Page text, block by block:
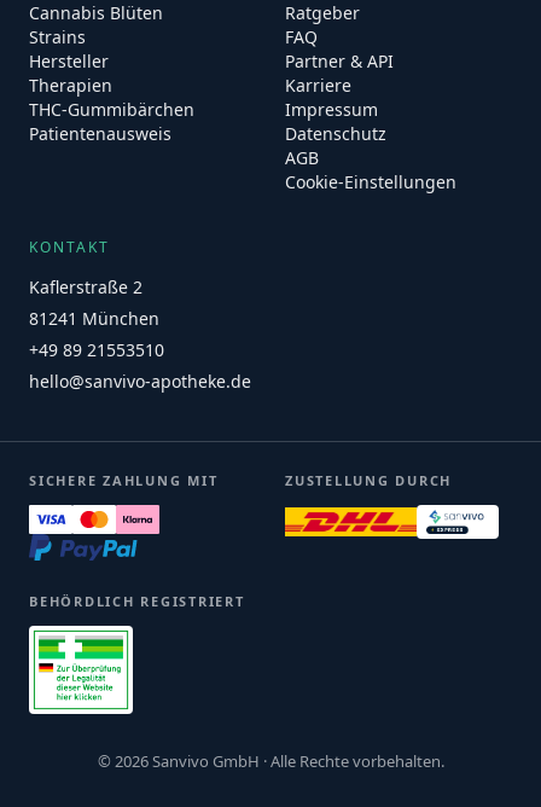
Cannabis Blüten
Strains
Hersteller
Therapien
THC-Gummibärchen
Patientenausweis
Ratgeber
FAQ
Partner & API
Karriere
Impressum
Datenschutz
AGB
Cookie-Einstellungen
KONTAKT
Kaflerstraße 2
81241 München
+49 89 21553510
hello@sanvivo-apotheke.de
SICHERE ZAHLUNG MIT ZUSTELLUNG DURCH
BEHÖRDLICH REGISTRIERT
© 2026 Sanvivo GmbH · Alle Rechte vorbehalten.